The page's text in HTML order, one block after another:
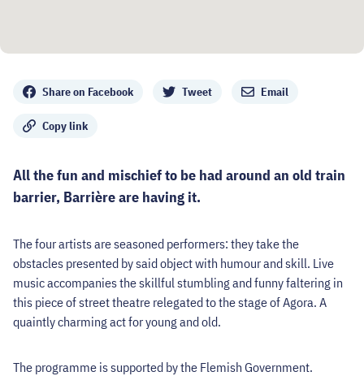
Share on Facebook Tweet Email
Copy link
All the fun and mischief to be had around an old train
barrier, Barrière are having it.
The four artists are seasoned performers: they take the
obstacles presented by said object with humour and skill. Live
music accompanies the skillful stumbling and funny faltering in
this piece of street theatre relegated to the stage of Agora. A
quaintly charming act for young and old.
The programme is supported by the Flemish Government.